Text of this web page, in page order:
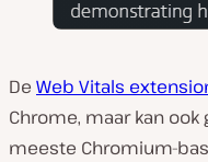
De Web Vitals
Chrome, maar kan
meeste Chromium-